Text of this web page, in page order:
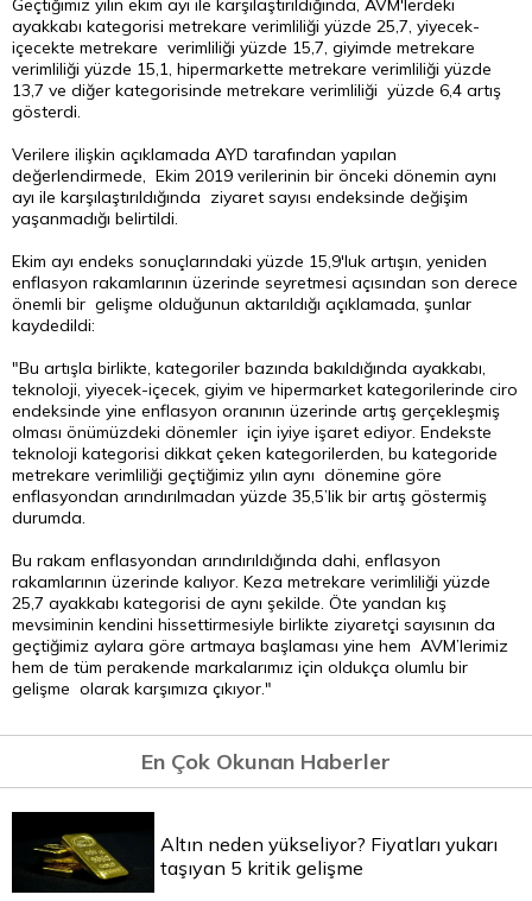
Geçtiğimiz yılın ekim ayı ile karşılaştırıldığında, AVM'lerdeki
ayakkabı kategorisi metrekare verimliliği yüzde 25,7, yiyecek-
içecekte metrekare verimliliği yüzde 15,7, giyimde metrekare
verimliliği yüzde 15,1, hipermarkette metrekare verimliliği yüzde
13,7 ve diğer kategorisinde metrekare verimliliği yüzde 6,4 artış
gösterdi.
Verilere ilişkin açıklamada AYD tarafından yapılan
değerlendirmede, Ekim 2019 verilerinin bir önceki dönemin aynı
ayı ile karşılaştırıldığında ziyaret sayısı endeksinde değişim
yaşanmadığı belirtildi.
Ekim ayı endeks sonuçlarındaki yüzde 15,9'luk artışın, yeniden
enflasyon rakamlarının üzerinde seyretmesi açısından son derece
önemli bir gelişme olduğunun aktarıldığı açıklamada, şunlar
kaydedildi:
"Bu artışla birlikte, kategoriler bazında bakıldığında ayakkabı,
teknoloji, yiyecek-içecek, giyim ve hipermarket kategorilerinde ciro
endeksinde yine enflasyon oranının üzerinde artış gerçekleşmiş
olması önümüzdeki dönemler için iyiye işaret ediyor. Endekste
teknoloji kategorisi dikkat çeken kategorilerden, bu kategoride
metrekare verimliliği geçtiğimiz yılın aynı dönemine göre
enflasyondan arındırılmadan yüzde 35,5’lik bir artış göstermiş
durumda.
Bu rakam enflasyondan arındırıldığında dahi, enflasyon
rakamlarının üzerinde kalıyor. Keza metrekare verimliliği yüzde
25,7 ayakkabı kategorisi de aynı şekilde. Öte yandan kış
mevsiminin kendini hissettirmesiyle birlikte ziyaretçi sayısının da
geçtiğimiz aylara göre artmaya başlaması yine hem AVM’lerimiz
hem de tüm perakende markalarımız için oldukça olumlu bir
gelişme olarak karşımıza çıkıyor."
En Çok Okunan Haberler
Altın neden yükseliyor? Fiyatları yukarı
taşıyan 5 kritik gelişme